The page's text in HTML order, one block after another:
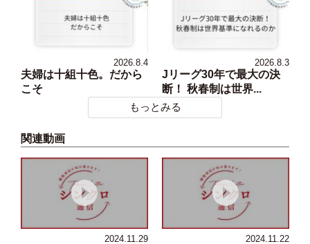
2026.8.4
夫婦は十組十色。だから
こそ
2026.8.3
Jリーグ30年で最大の決
断！ 秋春制は世界...
もっとみる
関連動画
2024.11.29 2024.11.22